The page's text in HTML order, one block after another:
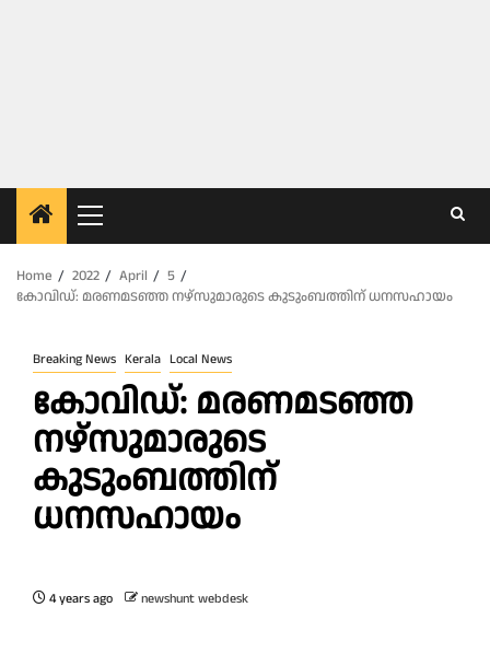
Primary
Menu
Home
2022 April
5
കോവിഡ്: മരണമടഞ്ഞ നഴ്സുമാരുടെ കുടുംബത്തിന് ധനസഹായം
Breaking News Kerala Local News
കോവിഡ്: മരണമടഞ്ഞ
നഴ്സുമാരുടെ
കുടുംബത്തിന്
ധനസഹായം
4 years ago newshunt webdesk